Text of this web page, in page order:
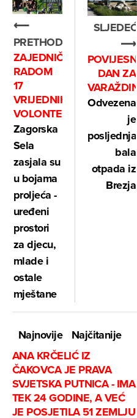
⟵
PRETHODNO
ZAJEDNIČKIM
RADOM
17
VRIJEDNIH
VOLONTERA
Zagorska
Sela
zasjala su
u bojama
proljeća -
uređeni
prostori
za djecu,
mlade i
ostale
mještane
SLJEDEĆE
⟶
POVIJESNI
DAN ZA
VARAŽDIN
Odvezena
je
posljednja
bala
otpada iz
Brezja
Najnovije
Najčitanije
ANA KRČELIĆ IZ
ČAKOVCA JE PRAVA
SVJETSKA PUTNICA - IMA
TEK 24 GODINE, A VEĆ
JE POSJETILA 51 ZEMLJU